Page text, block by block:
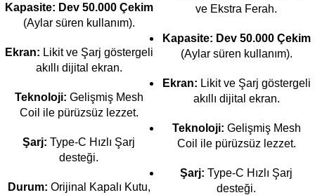
Kapasite: Dev 50.000 Çekim
(Aylar süren kullanım).
Ekran: Likit ve Şarj göstergeli
akıllı dijital ekran.
Teknoloji: Gelişmiş Mesh
Coil ile pürüzsüz lezzet.
Şarj: Type-C Hızlı Şarj
desteği.
Durum: Orijinal Kapalı Kutu,
ve Ekstra Ferah.
Kapasite: Dev 50.000 Çekim
(Aylar süren kullanım).
Ekran: Likit ve Şarj göstergeli
akıllı dijital ekran.
Teknoloji: Gelişmiş Mesh
Coil ile pürüzsüz lezzet.
Şarj: Type-C Hızlı Şarj
desteği.